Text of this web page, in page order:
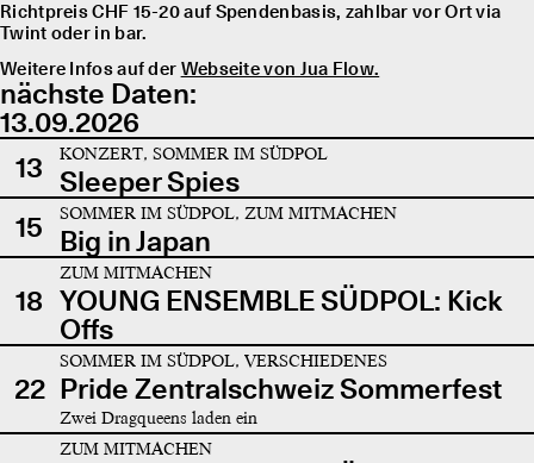
Richtpreis CHF 15-20 auf Spendenbasis, zahlbar vor Ort via
Twint oder in bar.
Weitere Infos auf der Webseite von Jua Flow.
nächste Daten:
13.09.2026
13
KONZERT, SOMMER IM SÜDPOL
Sleeper Spies
15
SOMMER IM SÜDPOL, ZUM MITMACHEN
Big in Japan
18
ZUM MITMACHEN
YOUNG ENSEMBLE SÜDPOL: Kick
Offs
22
SOMMER IM SÜDPOL, VERSCHIEDENES
Pride Zentralschweiz Sommerfest
Zwei Dragqueens laden ein
ZUM MITMACHEN